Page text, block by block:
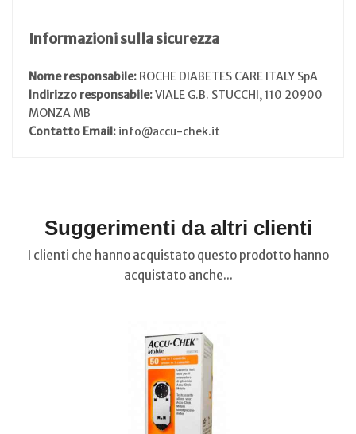
Informazioni sulla sicurezza
Nome responsabile: ROCHE DIABETES CARE ITALY SpA
Indirizzo responsabile:VIALE G.B. STUCCHI, 110 20900
MONZA MB
Contatto Email: info@accu-chek.it
Suggerimenti da altri clienti
I clienti che hanno acquistato questo prodotto hanno
acquistato anche...